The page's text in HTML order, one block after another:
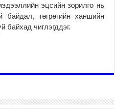
эцсийн зорилго нь
байдал, төгрөгийн ханшийн
байхад чиглэгддэг.